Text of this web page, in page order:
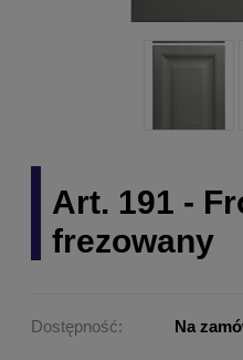
Art. 191 -
frezowany
Dostępność: Na